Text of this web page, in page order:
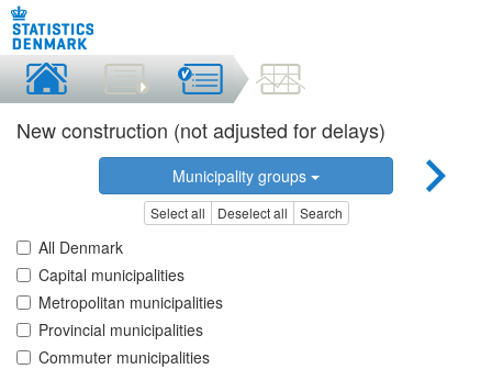
New construction (not adjusted for delays)
Municipality groups
Select all Deselect all Search
All Denmark
Capital municipalities
Metropolitan municipalities
Provincial municipalities
Commuter municipalities